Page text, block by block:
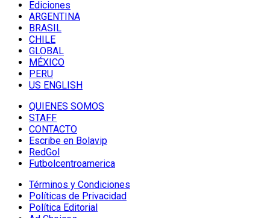
Ediciones
ARGENTINA
BRASIL
CHILE
GLOBAL
MÉXICO
PERU
US ENGLISH
QUIENES SOMOS
STAFF
CONTACTO
Escribe en Bolavip
RedGol
Futbolcentroamerica
Términos y Condiciones
Políticas de Privacidad
Política Editorial